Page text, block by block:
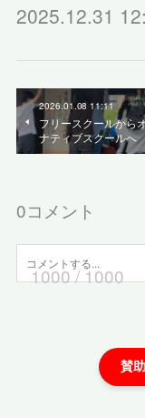
2025.12.31
2026.01.08 11:11
フリースクールから
ナティブスクールへ
0コメント
1000/ 1000